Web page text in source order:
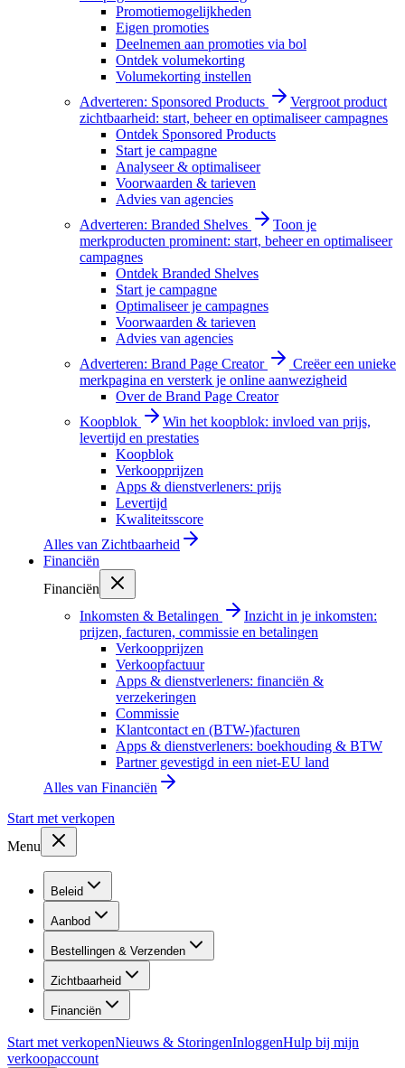
Promotiemogelijkheden
Eigen promoties
Deelnemen aan promoties via bol
Ontdek volumekorting
Volumekorting instellen
Adverteren: Sponsored Products
Vergroot product
zichtbaarheid: start, beheer en optimaliseer campagnes
Ontdek Sponsored Products
Start je campagne
Analyseer & optimaliseer
Voorwaarden & tarieven
Advies van agencies
Adverteren: Branded Shelves
Toon je
merkproducten prominent: start, beheer en optimaliseer
campagnes
Ontdek Branded Shelves
Start je campagne
Optimaliseer je campagnes
Voorwaarden & tarieven
Advies van agencies
Adverteren: Brand Page Creator
Creëer een unieke
merkpagina en versterk je online aanwezigheid
Over de Brand Page Creator
Koopblok
Win het koopblok: invloed van prijs,
levertijd en prestaties
Koopblok
Verkoopprijzen
Apps & dienstverleners: prijs
Levertijd
Kwaliteitsscore
Alles van Zichtbaarheid
Financiën
Financiën
Inkomsten & Betalingen
Inzicht in je inkomsten:
prijzen, facturen, commissie en betalingen
Verkoopprijzen
Verkoopfactuur
Apps & dienstverleners: financiën &
verzekeringen
Commissie
Klantcontact en (BTW-)facturen
Apps & dienstverleners: boekhouding & BTW
Partner gevestigd in een niet-EU land
Alles van Financiën
Start met verkopen
Menu
Beleid
Aanbod
Bestellingen & Verzenden
Zichtbaarheid
Financiën
Start met verkopenNieuws & StoringenInloggenHulp bij mijn
verkoopaccount